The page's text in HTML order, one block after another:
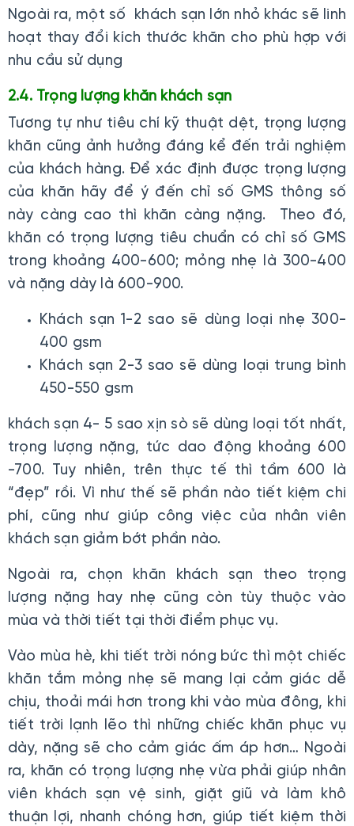
Ngoài ra, một số khách sạn lớn nhỏ khác sẽ linh
hoạt thay đổi kích thước khăn cho phù hợp với
nhu cầu sử dụng
2.4. Trọng lượng khăn khách sạn
Tương tự như tiêu chí kỹ thuật dệt, trọng lượng
khăn cũng ảnh hưởng đáng kể đến trải nghiệm
của khách hàng. Để xác định được trọng lượng
của khăn hãy để ý đến chỉ số GMS thông số
này càng cao thì khăn càng nặng. Theo đó,
khăn có trọng lượng tiêu chuẩn có chỉ số GMS
trong khoảng 400-600; mỏng nhẹ là 300-400
và nặng dày là 600-900.
Khách sạn 1-2 sao sẽ dùng loại nhẹ 300-
400 gsm
Khách sạn 2-3 sao sẽ dùng loại trung bình
450-550 gsm
khách sạn 4- 5 sao xịn sò sẽ dùng loại tốt nhất,
trọng lượng nặng, tức dao động khoảng 600
-700. Tuy nhiên, trên thực tế thì tầm 600 là
“đẹp” rồi. Vì như thế sẽ phần nào tiết kiệm chi
phí, cũng như giúp công việc của nhân viên
khách sạn giảm bớt phần nào.
Ngoài ra, chọn khăn khách sạn theo trọng
lượng nặng hay nhẹ cũng còn tùy thuộc vào
mùa và thời tiết tại thời điểm phục vụ.
Vào mùa hè, khi tiết trời nóng bức thì một chiếc
khăn tắm mỏng nhẹ sẽ mang lại cảm giác dễ
chịu, thoải mái hơn trong khi vào mùa đông, khi
tiết trời lạnh lẽo thì những chiếc khăn phục vụ
dày, nặng sẽ cho cảm giác ấm áp hơn… Ngoài
ra, khăn có trọng lượng nhẹ vừa phải giúp nhân
viên khách sạn vệ sinh, giặt giũ và làm khô
thuận lợi, nhanh chóng hơn, giúp tiết kiệm thời